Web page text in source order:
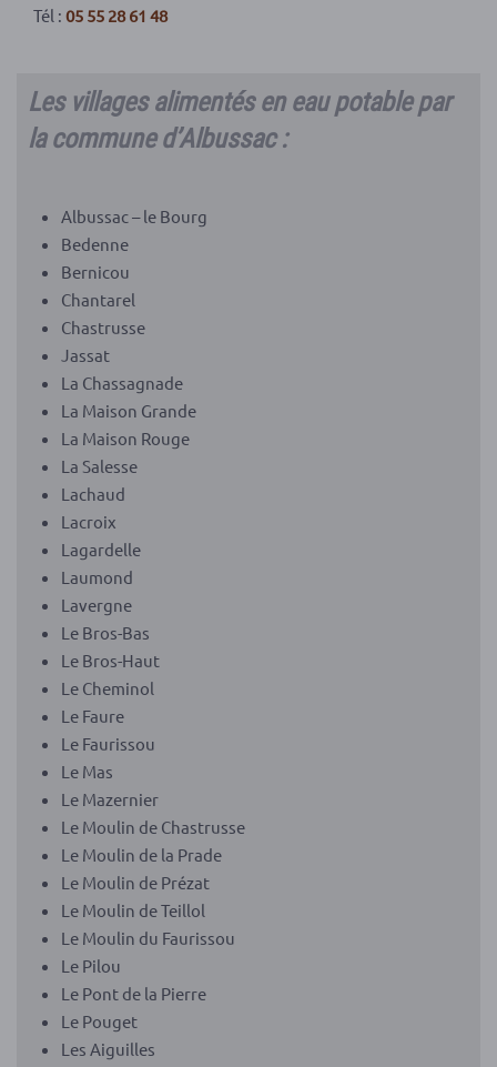
Tél : 05 55 28 61 48
Les villages alimentés en eau potable par
la commune d’Albussac :
Albussac – le Bourg
Bedenne
Bernicou
Chantarel
Chastrusse
Jassat
La Chassagnade
La Maison Grande
La Maison Rouge
La Salesse
Lachaud
Lacroix
Lagardelle
Laumond
Lavergne
Le Bros-Bas
Le Bros-Haut
Le Cheminol
Le Faure
Le Faurissou
Le Mas
Le Mazernier
Le Moulin de Chastrusse
Le Moulin de la Prade
Le Moulin de Prézat
Le Moulin de Teillol
Le Moulin du Faurissou
Le Pilou
Le Pont de la Pierre
Le Pouget
Les Aiguilles